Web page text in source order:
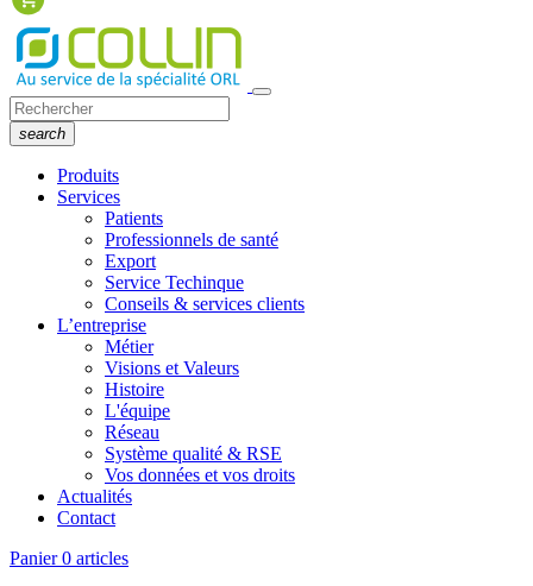
search
Produits
Services
Patients
Professionnels de santé
Export
Service Techinque
Conseils & services clients
L’entreprise
Métier
Visions et Valeurs
Histoire
L'équipe
Réseau
Système qualité & RSE
Vos données et vos droits
Actualités
Contact
Panier 0 articles